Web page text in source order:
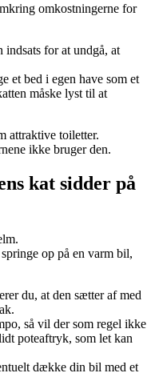
omkostningerne for
indsats for at undgå, at
et bed i egen have som et
måske lyst til at
attraktive toiletter.
ikke bruger den.
kat sidder på
op på en varm bil,
du, at den sætter af med
så vil der som regel ikke
poteaftryk, som let kan
dække din bil med et